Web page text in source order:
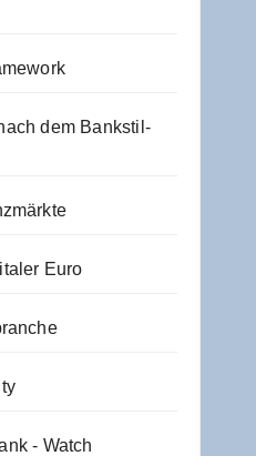
dem Bankstil-
Euro
- Watch